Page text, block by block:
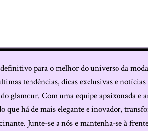
para o melhor do universo da
tendências, dicas exclusivas e notícias
glamour. Com uma equipe apaixonada e
que há de mais elegante e inovador,
Junte-se a nós e mantenha-se à